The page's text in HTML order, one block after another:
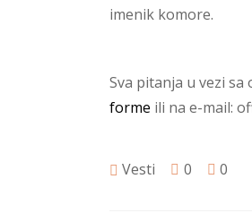
imenik komore.
Sva pitanja u vezi
forme ili na e-mail:
Vesti 0 0